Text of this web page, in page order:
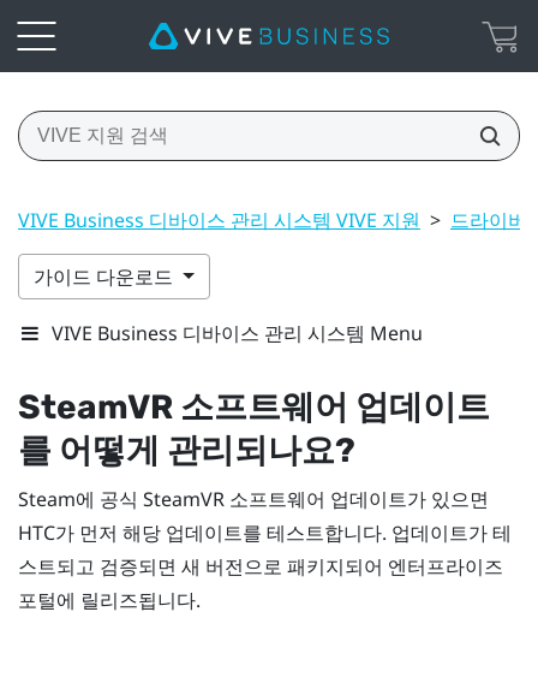
VIVE Business 디바이스 관리 시스템 VIVE 지원 > 드라이버
가이드 다운로드
VIVE Business 디바이스 관리 시스템 Menu
SteamVR 소프트웨어 업데이트
를 어떻게 관리되나요?
Steam에 공식 SteamVR 소프트웨어 업데이트가 있으면
HTC가 먼저 해당 업데이트를 테스트합니다. 업데이트가 테
스트되고 검증되면 새 버전으로 패키지되어 엔터프라이즈
포털에 릴리즈됩니다.